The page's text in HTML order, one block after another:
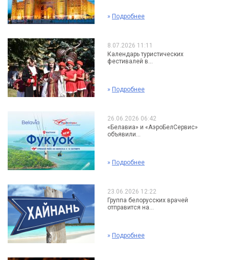
» Подробнее
8.07.2026 11:11
Календарь туристических
фестивалей в...
» Подробнее
26.06.2026 06:42
«Белавиа» и «АэроБелСервис»
объявили...
» Подробнее
23.06.2026 12:22
Группа белорусских врачей
отправится на...
» Подробнее